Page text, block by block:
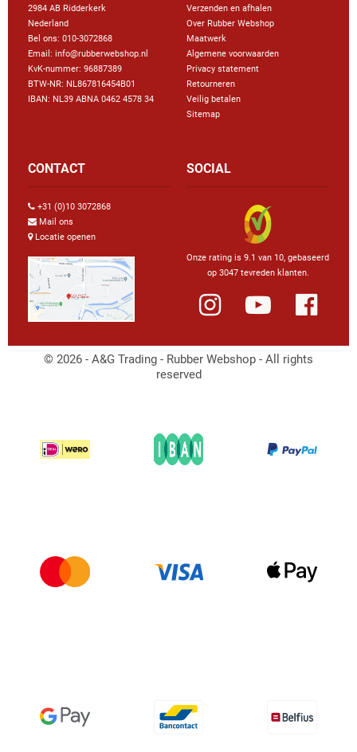
2984 AB Ridderkerk
Nederland
Bel ons: 010-3072868
Email: info@rubberwebshop.nl
KvK-nummer: 96887389
BTW-NR: NL867816454B01
IBAN: NL39 ABNA 0462 4578 34
Verzenden en afhalen
Over Rubber Webshop
Maatwerk
Algemene voorwaarden
Privacy statement
Retourneren
Veilig betalen
Sitemap
CONTACT
+31 (0)10 3072868
Mail ons
Locatie openen
SOCIAL
Onze rating is 9.1 van 10, gebaseerd
op 3047 tevreden klanten.
© 2026 - A&G Trading - Rubber Webshop - All rights
reserved